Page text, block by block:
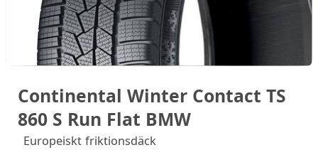
Continental Winter Contact TS
860 S Run Flat BMW
Europeiskt friktionsdäck